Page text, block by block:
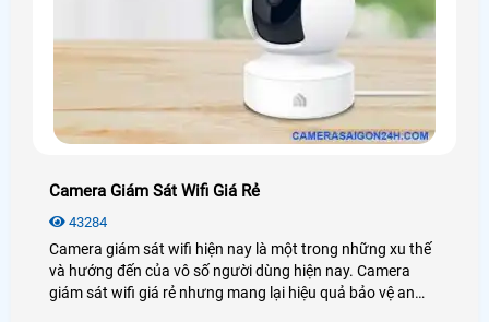
Camera Giám Sát Wifi Giá Rẻ
43284
Camera giám sát wifi hiện nay là một trong những xu thế
và hướng đến của vô số người dùng hiện nay. Camera
giám sát wifi giá rẻ nhưng mang lại hiệu quả bảo vệ an